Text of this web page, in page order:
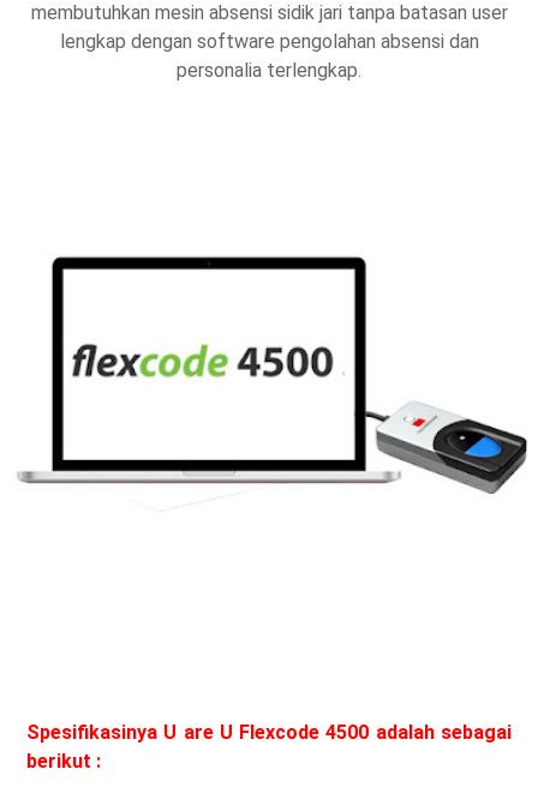
membutuhkan mesin absensi sidik jari tanpa batasan user
lengkap dengan software pengolahan absensi dan
personalia terlengkap.
Spesifikasinya U are U Flexcode 4500 adalah sebagai
berikut :